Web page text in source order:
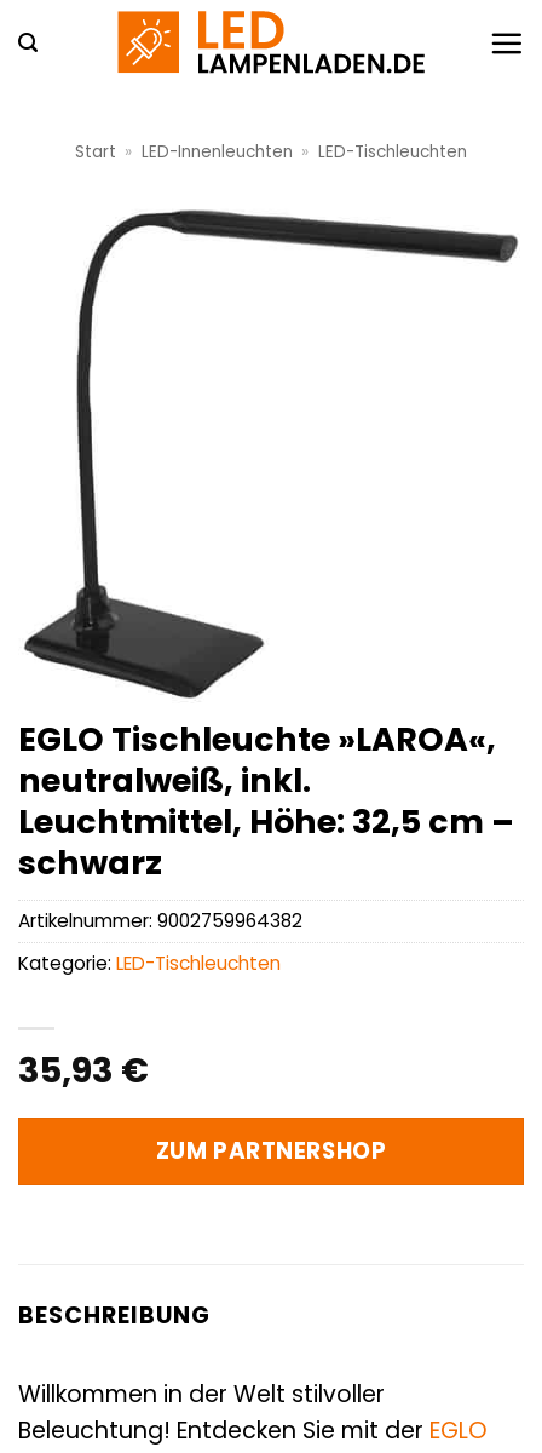
Inhalt
Start » LED-Innenleuchten » LED-Tischleuchten
EGLO Tischleuchte »LAROA«,
neutralweiß, inkl.
Leuchtmittel, Höhe: 32,5 cm –
schwarz
35,93 €
ZUM PARTNERSHOP
Artikelnummer: 9002759964382
Kategorie: LED-Tischleuchten
BESCHREIBUNG
Willkommen in der Welt stilvoller
Beleuchtung! Entdecken Sie mit der EGLO